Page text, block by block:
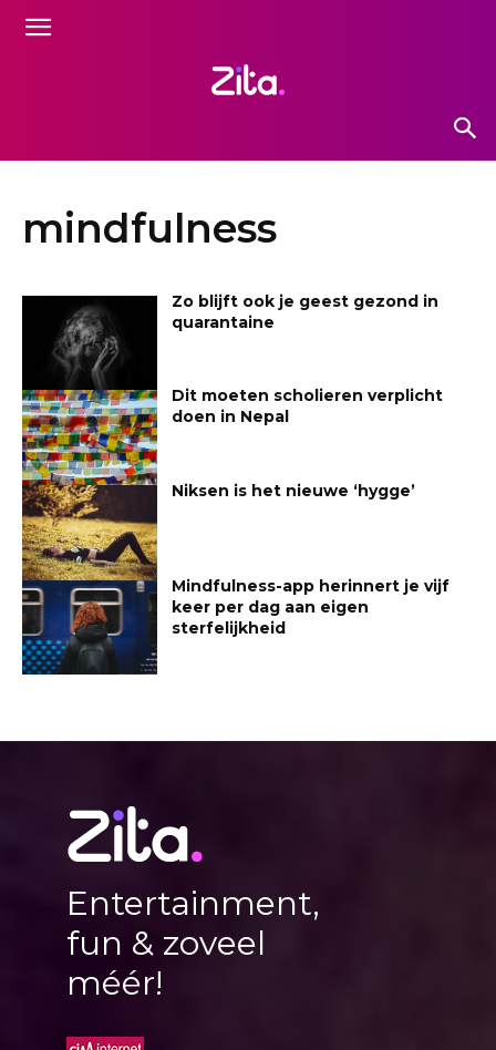
mindfulness
Zo blijft ook je geest gezond in
quarantaine
Dit moeten scholieren verplicht
doen in Nepal
Niksen is het nieuwe ‘hygge’
Mindfulness-app herinnert je vijf
keer per dag aan eigen
sterfelijkheid
Entertainment,
fun & zoveel
méér!